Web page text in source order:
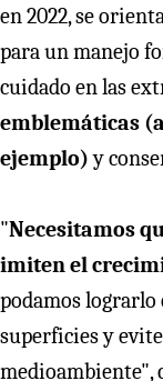
en 2022, se
para un manejo
cuidado en las
emblemáticas
ejemplo)y
"Necesitamos
imiten el
podamos lograrlo
superficies y
medioambiente",